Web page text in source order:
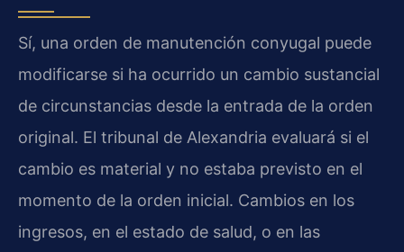
Sí, una orden de manutención conyugal puede
modificarse si ha ocurrido un cambio sustancial
de circunstancias desde la entrada de la orden
original. El tribunal de Alexandria evaluará si el
cambio es material y no estaba previsto en el
momento de la orden inicial. Cambios en los
ingresos, en el estado de salud, o en las